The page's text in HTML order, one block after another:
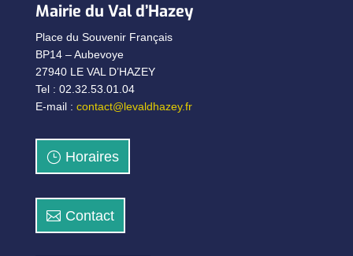
Mairie du Val d’Hazey
Place du Souvenir Français
BP14 – Aubevoye
27940 LE VAL D’HAZEY
Tel : 02.32.53.01.04
E-mail : contact@levaldhazey.fr
Horaires
Contact